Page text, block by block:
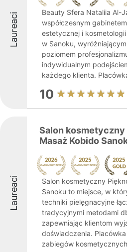
Laureaci
Beauty Sfera Nataliia Al-
współczesnym
estetycznej i
w Sanoku,
poziomem
indywidualnym
każdego klienta.
10
Laureaci
Salon kosmetyczny
Masaż Kobido
Salon kosmetyczny
Sanoku to miejsce, w
techniki pielęgnacyjne
tradycyjnymi metodami
zapewniając klientom
doświadczenia.
zabiegów